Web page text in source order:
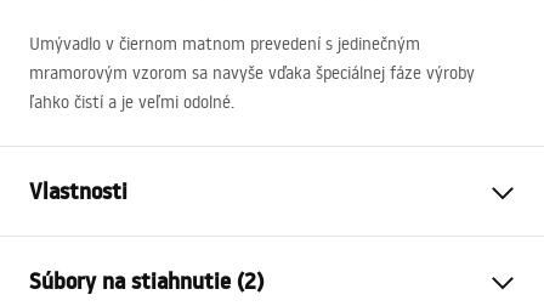
Umývadlo v čiernom matnom prevedení s jedinečným
mramorovým vzorom sa navyše vďaka špeciálnej fáze výroby
ľahko čistí a je veľmi odolné.
Vlastnosti
Materiál
Súbory na stiahnutie (2)